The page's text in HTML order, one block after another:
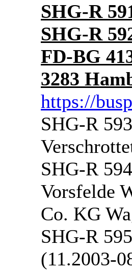
SHG-R
SHG-R
FD-BG
3283
https://
SHG-R
SHG-R
Vorsfelde
Co. KG
SHG-R
(11.2003-